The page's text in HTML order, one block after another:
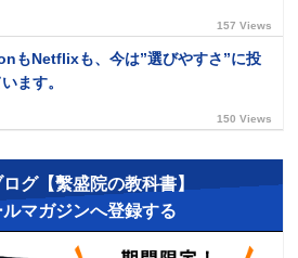
157 Views
もNetflixも、今は”選びやすさ”に投
ます。
150 Views
グ【繫盛院の教科書】
マガジンへ登録する